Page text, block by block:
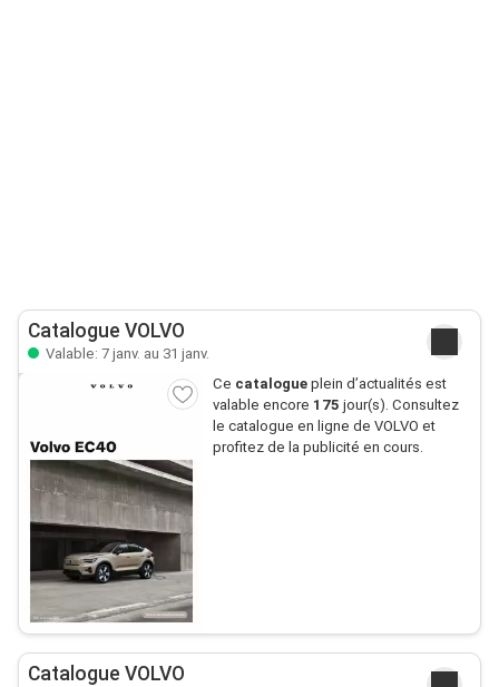
Catalogue VOLVO
Valable: 7 janv. au 31 janv.
Ce catalogueplein d’actualités est
valable encore 175 jour(s). Consultez
le catalogue en ligne de VOLVO et
profitez de la publicité en cours.
Catalogue VOLVO